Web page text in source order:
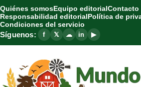
Quiénes somosEquipo editorialContacto
Responsabilidad editorialPolítica de
Condiciones del servicio
Síguenos: f 𝕏 ☁ in ▶